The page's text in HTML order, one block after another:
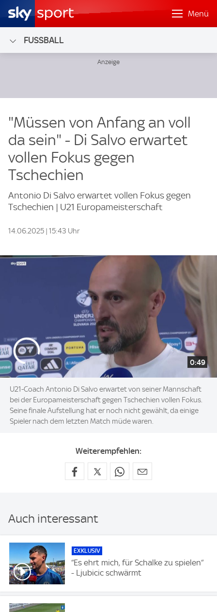
Menü
FUSSBALL
"Müssen von Anfang an voll
da sein" - Di Salvo erwartet
vollen Fokus gegen
Tschechien
Antonio Di Salvo erwartet vollen Fokus gegen
Tschechien | U21 Europameisterschaft
14.06.2025 | 15:43 Uhr
0:49
U21-Coach Antonio Di Salvo erwartet von seiner Mannschaft
bei der Europameisterschaft gegen Tschechien vollen Fokus.
Seine finale Aufstellung hat er noch nicht gewählt, da einige
Spieler nach dem letzten Match müde waren.
Weiterempfehlen:
Auch interessant
EXKLUSIV
“Es ehrt mich, für Schalke zu spielen“
- Ljubicic schwärmt